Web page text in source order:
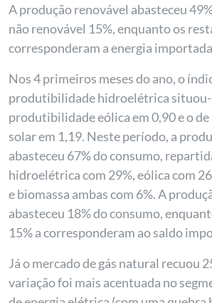
A produção renovável abasteceu
não renovável 15%, enquanto os
corresponderam a energia
Nos 4 primeiros meses do ano, o
produtibilidade hidroelétrica situou-
produtibilidade eólica em 0,90 e o
solar em 1,19. Neste período, a
abasteceu 67% do consumo,
hidroelétrica com 29%, eólica com
e biomassa ambas com 6%. A
abasteceu 18% do consumo,
15% a corresponderam ao saldo
Já o mercado de gás natural recuou
variação foi mais acentuada no